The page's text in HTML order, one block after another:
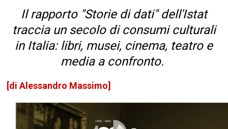
Il rapporto "Storie di dati" dell'Istat
traccia un secolo di consumi culturali
in Italia: libri, musei, cinema, teatro e
media a confronto.
[di Alessandro Massimo]